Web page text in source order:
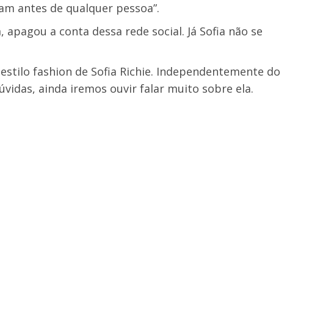
antes de qualquer pessoa”.
a conta dessa rede social. Já Sofia não se
fashion de Sofia Richie. Independentemente do
ainda iremos ouvir falar muito sobre ela.